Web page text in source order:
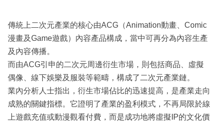
傳統上二次元產業的核心由ACG（Animation動畫、Comic
漫畫及Game遊戲）內容產品構成，當中可再分為內容生產
及內容傳播。
而由ACG引申的二次元周邊衍生市場，則包括商品、虛擬
偶像、線下娛樂及服裝等範疇，構成了二次元產業鏈。
業內分析人士指出，衍生市場佔比的迅速提高，是產業走向
成熟的關鍵指標。它證明了產業的盈利模式，不再局限於線
上遊戲充值或動漫觀看付費，而是成功地將虛擬IP的文化價